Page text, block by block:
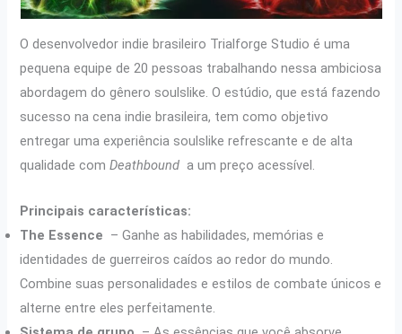
O desenvolvedor indie brasileiro Trialforge Studio é uma
pequena equipe de 20 pessoas trabalhando nessa ambiciosa
abordagem do gênero soulslike. O estúdio, que está fazendo
sucesso na cena indie brasileira, tem como objetivo
entregar uma experiência soulslike refrescante e de alta
qualidade comDeathbound a um preço acessível.
Principais características:
The Essence – Ganhe as habilidades, memórias e
identidades de guerreiros caídos ao redor do mundo.
Combine suas personalidades e estilos de combate únicos e
alterne entre eles perfeitamente.